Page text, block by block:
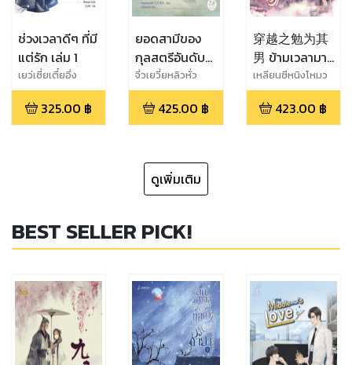
ช่วงเวลาดีๆ ที่มี
แต่รัก เล่ม 1
เยว่เซี่ยเตี๋ยอิ่ง
325.00 ฿
ยอดสามีของ
กุลสตรีอันดับ
หนึ่ง เล่ม 2
จิ่วเยวี่ยหลิวหั่ว
425.00 ฿
穿越之勉为其
男 ข้ามเวลามา
เป็นผู้ชายของ
เขา เล่ม 4
เหลียนซีหนิงโหมว
423.00 ฿
ดูเพิ่มเติม
BEST SELLER PICK!